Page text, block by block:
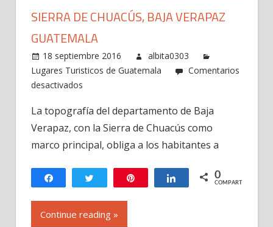
SIERRA DE CHUACÚS, BAJA VERAPAZ
GUATEMALA
18 septiembre 2016
albita0303
Lugares Turisticos de Guatemala
Comentarios
desactivados
de
Chuacús,
Baja
Guatemala
La topografía del departamento de Baja
Verapaz, con la Sierra de Chuacús como
marco principal, obliga a los habitantes a
Compartir Twittear Compartir
0
COMPARTIR
Continue reading »